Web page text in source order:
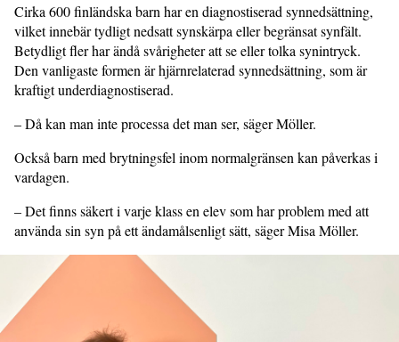
Cirka 600 finländska barn har en diagnos­tiserad synnedsättning,
vilket innebär tydligt nedsatt synskärpa eller begränsat synfält.
Betydligt fler har ändå svårig­heter att se eller tolka synintryck.
Den vanligaste formen är hjärnrelaterad syn­nedsättning, som är
kraftigt underdiag­nostiserad.
– Då kan man inte processa det man ser, säger Möller.
Också barn med brytningsfel inom normalgränsen kan påverkas i
vardagen.
– Det finns säkert i varje klass en elev som har problem med att
använda sin syn på ett ändamålsenligt sätt, säger Misa Möller.